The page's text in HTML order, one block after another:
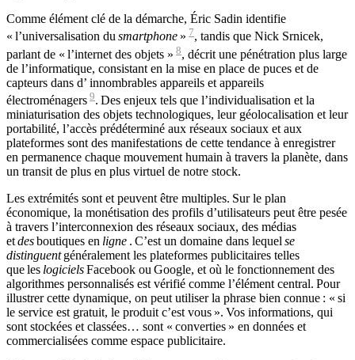
Comme élément clé de la démarche, Éric Sadin identifie
« l’universalisation dusmartphone » 7, tandis que Nick Srnicek,
parlant de « l’internet des objets » 8, décrit une pénétration plus large
de l’informatique, consistant en la mise en place de puces et de
capteurs dans d’ innombrables appareils et appareils
électroménagers 9. Des enjeux tels que l’individualisation et la
miniaturisation des objets technologiques, leur géolocalisation et leur
portabilité, l’accès prédéterminé aux réseaux sociaux et aux
plateformes sont des manifestations de cette tendance à enregistrer
en permanence chaque mouvement humain à travers la planète, dans
un transit de plus en plus virtuel de notre stock.
Les extrémités sont et peuvent être multiples. Sur le plan
économique, la monétisation des profils d’utilisateurs peut être pesée
à travers l’interconnexion des réseaux sociaux, des médias
etdesboutiques en ligne . C’est un domaine dans lequel se
distinguentgénéralement les plateformes publicitaires telles
que les logicielsFacebook ou Google, et où le fonctionnement des
algorithmes personnalisés est vérifié comme l’élément central. Pour
illustrer cette dynamique, on peut utiliser la phrase bien connue : « si
le service est gratuit, le produit c’est vous ». Vos informations, qui
sont stockées et classées… sont « converties » en données et
commercialisées comme espace publicitaire.